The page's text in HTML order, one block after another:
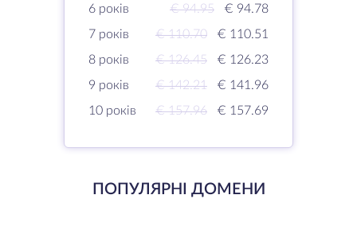
6 років
€ 94.95
€ 94.78
7 років
€ 110.70
€ 110.51
8 років
€ 126.45
€ 126.23
9 років
€ 142.21
€ 141.96
10 років
€ 157.96 € 157.69
ПОПУЛЯРНІ ДОМЕНИ